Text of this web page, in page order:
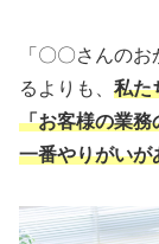
「〇〇さんの
るよりも、 私た
「お客様の業務
一番やりがいが